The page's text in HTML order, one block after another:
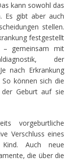
kann sowohl das
Es gibt aber auch
stellen.
festgestellt
– gemeinsam mit
der
nach Erkrankung
können sich die
Geburt auf sie
vorgeburtliche
Verschluss eines
Auch neue
die über die